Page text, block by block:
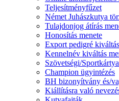
Teljesítményfűzet
Német Juhászkutya
Tulajdonjog átírás
Honosítás menete
Export pedigré
Kennelnév kiváltás
Szövetségi/
Champion ügyintézés
BH bizonyítvány és/
Kiállításra való